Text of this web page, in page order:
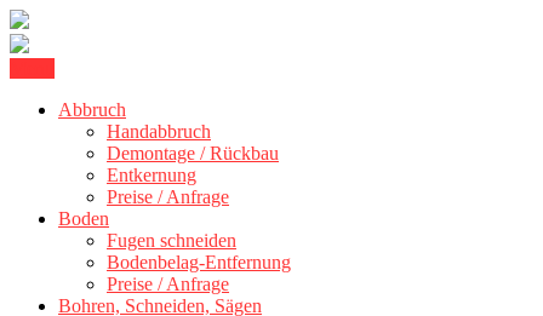
content
Betonschneiden Stuttgart
+ 300 kmAbbruch
Handabbruch
Demontage / Rückbau
Entkernung
Preise / Anfrage
Boden
Fugen schneiden
Bodenbelag-Entfernung
Preise / Anfrage
Bohren, Schneiden, Sägen